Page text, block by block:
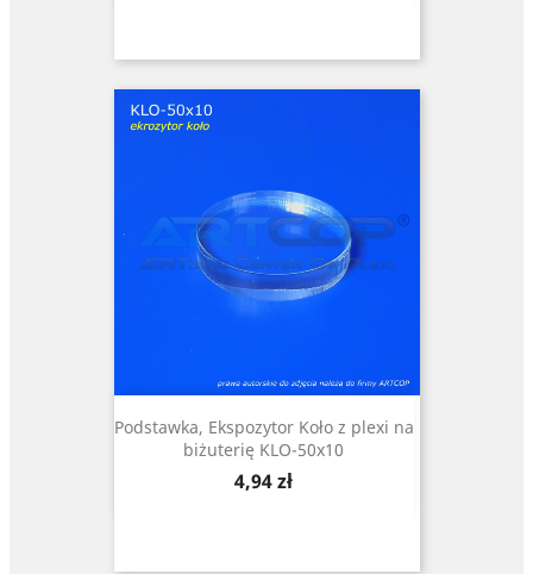
Podstawka, Ekspozytor Koło z plexi na
biżuterię KLO-50x10
Cena
4,94 zł